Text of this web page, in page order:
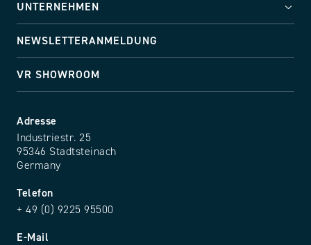
Adresse
Industriestr. 25
95346 Stadtsteinach
Germany
Telefon
+ 49 (0) 9225 95500
E-Mail
UNTERNEHMEN
NEWSLETTERANMELDUNG
VR SHOWROOM